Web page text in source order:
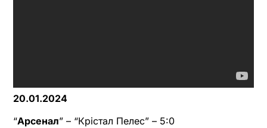
20.01.2024
“Арсенал” – “Крістал Пелес” – 5:0